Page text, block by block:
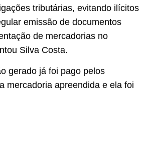
tributárias, evitando ilícitos
emissão de documentos
de mercadorias no
Silva Costa.
gerado já foi pago pelos
mercadoria apreendida e ela foi